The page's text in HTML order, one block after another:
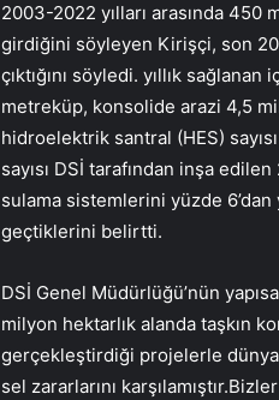
2003-2022 yılları arasında 450
girdiğini söyleyen Kirişçi, son
çıktığını söyledi. yıllık
metreküp, konsolide arazi 4,5
hidroelektrik santral (HES)
sayısı DSİ tarafından inşa
sulama sistemlerini yüzde 6’dan
geçtiklerini belirtti.
DSİ Genel Müdürlüğü’nün
milyon hektarlık alanda taşkın
gerçekleştirdiği projelerle
sel zararlarını